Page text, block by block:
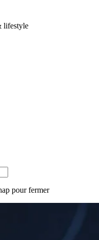
lifestyle
pour fermer